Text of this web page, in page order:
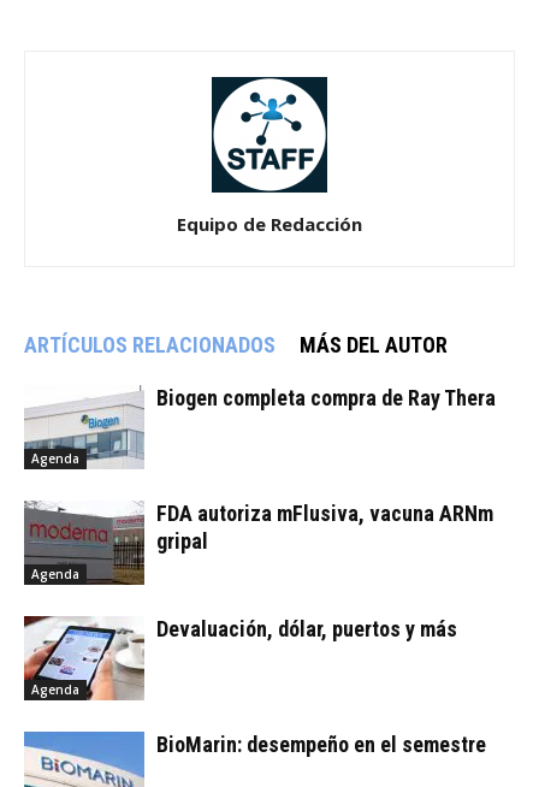
Equipo de Redacción
ARTÍCULOS RELACIONADOS MÁS DEL AUTOR
Agenda
Biogen completa compra de Ray Thera
Agenda
FDA autoriza mFlusiva, vacuna ARNm
gripal
Agenda
Devaluación, dólar, puertos y más
BioMarin: desempeño en el semestre